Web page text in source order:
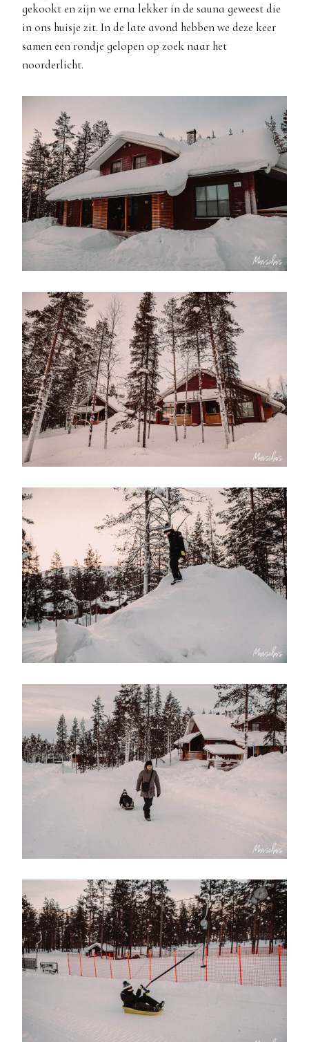
gekookt en zijn we erna lekker in de sauna geweest die
in ons huisje zit. In de late avond hebben we deze keer
samen een rondje gelopen op zoek naar het
noorderlicht.